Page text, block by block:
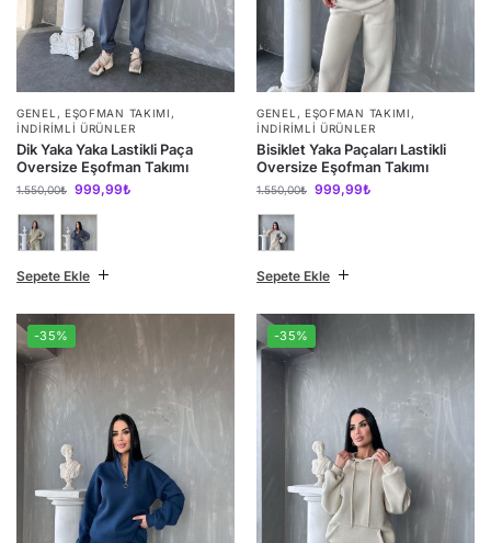
GENEL , EŞOFMAN TAKIMI ,
İNDIRIMLI ÜRÜNLER
Dik Yaka Yaka Lastikli Paça
Oversize Eşofman Takımı
1.550,00₺ 999,99₺
Sepete Ekle
GENEL , EŞOFMAN TAKIMI ,
İNDIRIMLI ÜRÜNLER
Bisiklet Yaka Paçaları Lastikli
Oversize Eşofman Takımı
1.550,00₺ 999,99₺
Sepete Ekle
-35% -35%